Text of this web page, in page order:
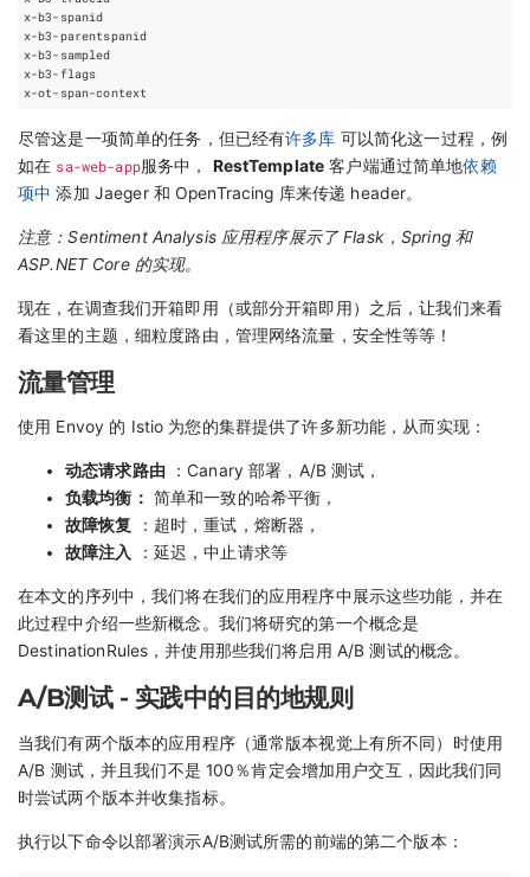
尽管这是一项简单的任务，但已经有许多库 可以简化这一过程，例
如在 sa-web-app服务中， RestTemplate 客户端通过简单地依赖
项中 添加 Jaeger 和 OpenTracing 库来传递 header。
注意：Sentiment Analysis 应用程序展示了 Flask，Spring 和
ASP.NET Core 的实现。
现在，在调查我们开箱即用（或部分开箱即用）之后，让我们来看
看这里的主题，细粒度路由，管理网络流量，安全性等等！
流量管理
使用 Envoy 的 Istio 为您的集群提供了许多新功能，从而实现：
动态请求路由：Canary 部署，A/B 测试，
负载均衡： 简单和一致的哈希平衡，
故障恢复 ：超时，重试，熔断器，
故障注入 ：延迟，中止请求等
在本文的序列中，我们将在我们的应用程序中展示这些功能，并在
此过程中介绍一些新概念。我们将研究的第一个概念是
DestinationRules，并使用那些我们将启用 A/B 测试的概念。
A/B测试 - 实践中的目的地规则
当我们有两个版本的应用程序（通常版本视觉上有所不同）时使用
A/B 测试，并且我们不是 100％肯定会增加用户交互，因此我们同
时尝试两个版本并收集指标。
执行以下命令以部署演示A/B测试所需的前端的第二个版本：